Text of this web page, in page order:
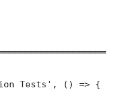
Tests', () => {